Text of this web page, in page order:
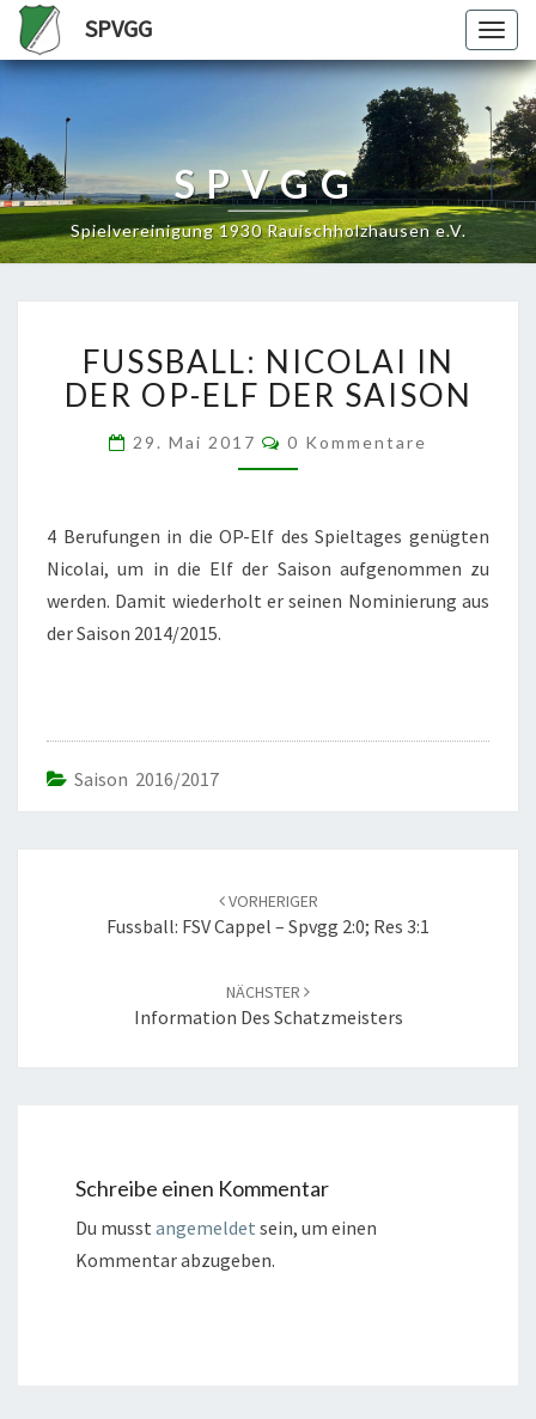
SPVGG
SPVGG
Spielvereinigung 1930 Rauischholzhausen e.V.
NICOLAI
IN
DER
OP-
ELF
FUSSBALL: NICOLAI IN
DER OP-ELF DER SAISON
29. Mai 2017 Kommentare
0 Kommentare
4 Berufungen in die OP-Elf des Spieltages genügten
Nicolai, um in die Elf der Saison aufgenommen zu
werden. Damit wiederholt er seinen Nominierung aus
der Saison 2014/2015.
Saison 2016/2017
VORHERIGER
Fussball: FSV Cappel – Spvgg 2:0; Res 3:1
NÄCHSTER
Information Des Schatzmeisters
Schreibe einen Kommentar
Du musst angemeldet sein, um einen
Kommentar abzugeben.